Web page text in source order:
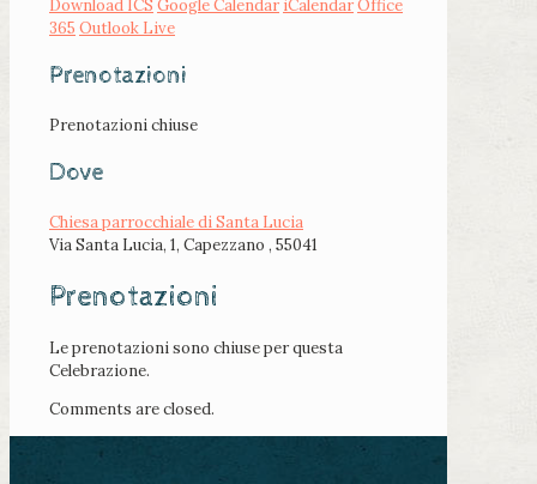
Download ICS Google Calendar iCalendarOffice
365 Outlook Live
Prenotazioni
Prenotazioni chiuse
Dove
Chiesa parrocchiale di Santa Lucia
Via Santa Lucia, 1, Capezzano , 55041
Prenotazioni
Le prenotazioni sono chiuse per questa
Celebrazione.
Comments are closed.